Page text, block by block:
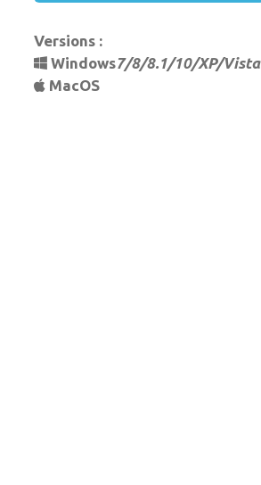
Versions :
Windows7/8/8.1/10/XP/Vista
MacOS